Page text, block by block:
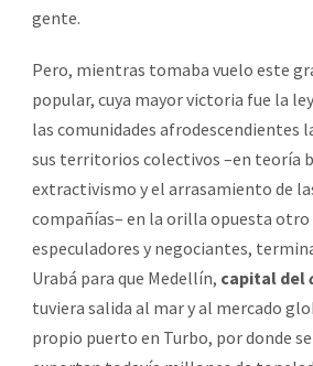
gente.
Pero, mientras tomaba vuelo este
popular, cuya mayor victoria fue la
las comunidades afrodescendientes
sus territorios colectivos –en teoría
extractivismo y el arrasamiento de
compañías– en la orilla opuesta otro
especuladores y negociantes,
Urabá para que Medellín, capital del
tuviera salida al mar y al mercado
propio puerto en Turbo, por donde